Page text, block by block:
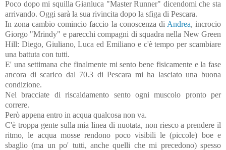
Poco dopo mi squilla Gianluca "Master Runner" dicendomi che sta
arrivando. Oggi sarà la sua rivincita dopo la sfiga di Pescara.
In zona cambio comincio faccio la conoscenza di Andrea, incrocio
Giorgo "Mrindy" e parecchi compagni di squadra nella New Green
Hill: Diego, Giuliano, Luca ed Emiliano e c'è tempo per scambiare
una battuta con tutti.
E' una settimana che finalmente mi sento bene fisicamente e la fase
ancora di scarico dal 70.3 di Pescara mi ha lasciato una buona
condizione.
Nel bracciate di riscaldamento sento ogni muscolo pronto per
correre.
Però appena entro in acqua qualcosa non va.
C'è troppa gente sulla mia linea di nuotata, non riesco a prendere il
ritmo, le acqua mosse rendono poco visibili le (piccole) boe e
sbaglio (ma un po' tutti, anche quelli che mi precedono) spesso